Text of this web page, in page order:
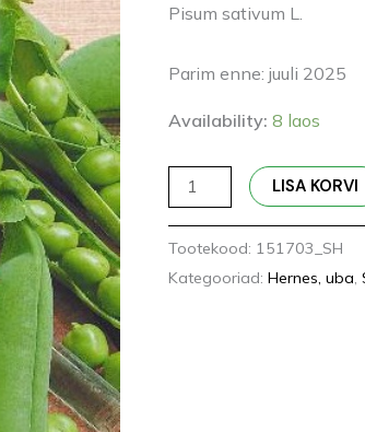
Pisum sativum L.
Parim enne: juuli 2025
Availability: 8 laos
LISA KORVI
Tootekood: 151703_SH
Kategooriad:Hernes, uba,